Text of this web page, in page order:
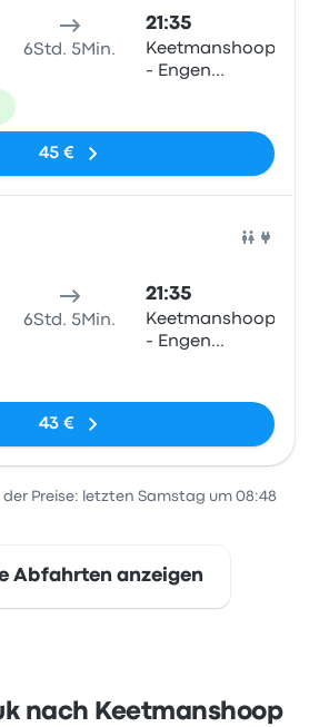
6Std. 5Min.
21:35
Keetmanshoop
- Engen
45 €
6Std. 5Min.
21:35
Keetmanshoop
- Engen
43 €
der Preise: letzten Samstag um 08:48
Abfahrten anzeigen
nach Keetmanshoop